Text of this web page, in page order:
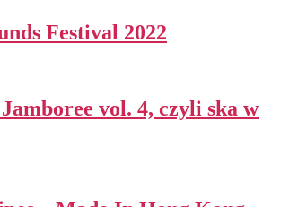
Festival 2022
vol. 4, czyli ska w